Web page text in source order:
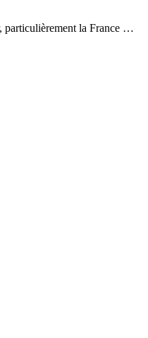
particulièrement la France …